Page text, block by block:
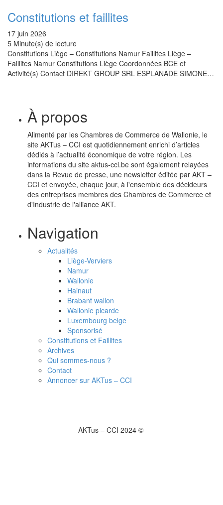
Constitutions et faillites
17 juin 2026
5 Minute(s) de lecture
Constitutions Liège – Constitutions Namur Faillites Liège –
Faillites Namur Constitutions Liège Coordonnées BCE et
Activité(s) Contact DIREKT GROUP SRL ESPLANADE SIMONE…
À propos
Alimenté par les Chambres de Commerce de Wallonie, le
site AKTus – CCI est quotidiennement enrichi d’articles
dédiés à l’actualité économique de votre région. Les
informations du site aktus-cci.be sont également relayées
dans la Revue de presse, une newsletter éditée par AKT –
CCI et envoyée, chaque jour, à l'ensemble des décideurs
des entreprises membres des Chambres de Commerce et
d'Industrie de l'alliance AKT.
Navigation
Actualités
Liège-Verviers
Namur
Wallonie
Hainaut
Brabant wallon
Wallonie picarde
Luxembourg belge
Sponsorisé
Constitutions et Faillites
Archives
Qui sommes-nous ?
Contact
Annoncer sur AKTus – CCI
AKTus – CCI 2024 ©